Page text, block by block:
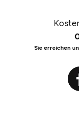
Sie erreichen